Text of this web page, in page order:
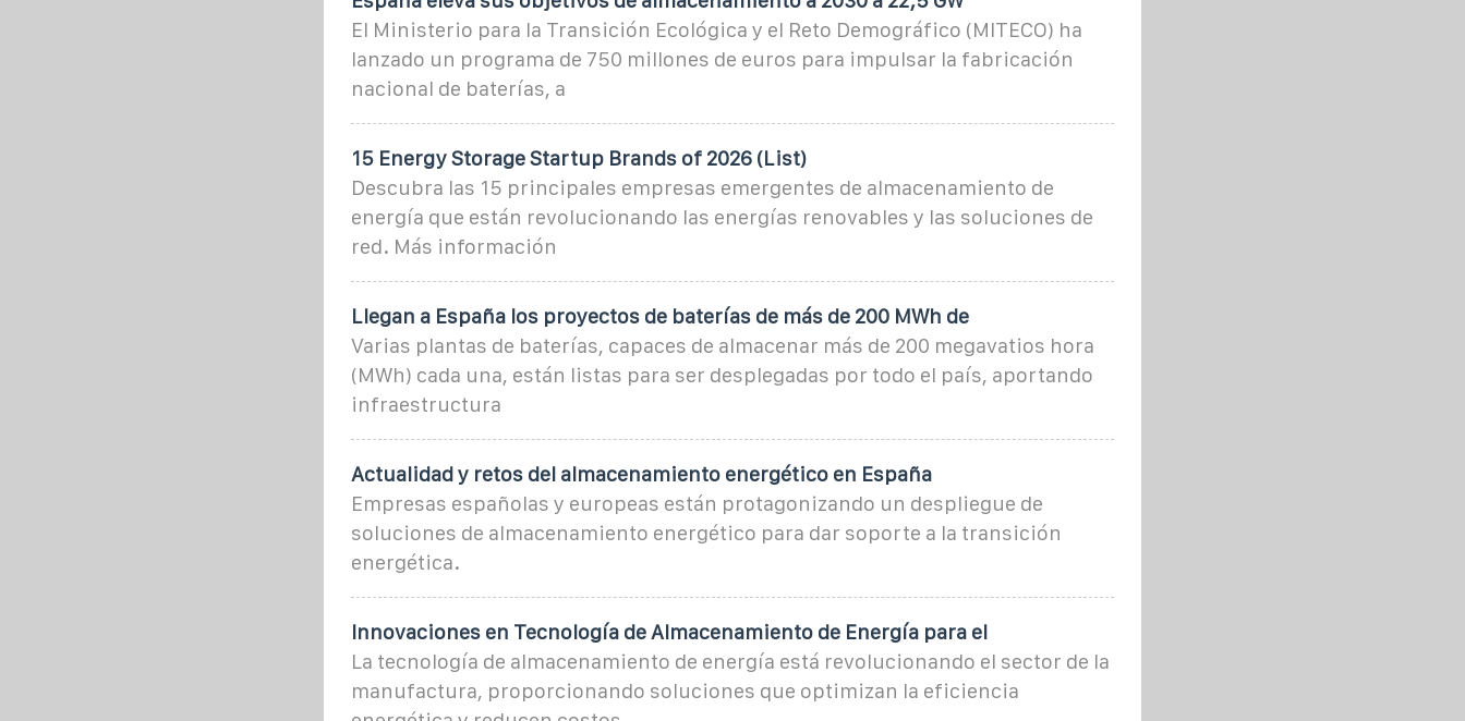
El Ministerio para la Transición Ecológica y el Reto Demográfico (MITECO) ha
lanzado un programa de 750 millones de euros para impulsar la fabricación
nacional de baterías, a
15 Energy Storage Startup Brands of 2026 (List)
Descubra las 15 principales empresas emergentes de almacenamiento de
energía que están revolucionando las energías renovables y las soluciones de
red. Más información
Llegan a España los proyectos de baterías de más de 200 MWh de
Varias plantas de baterías, capaces de almacenar más de 200 megavatios hora
(MWh) cada una, están listas para ser desplegadas por todo el país, aportando
infraestructura
Actualidad y retos del almacenamiento energético en España
Empresas españolas y europeas están protagonizando un despliegue de
soluciones de almacenamiento energético para dar soporte a la transición
energética.
Innovaciones en Tecnología de Almacenamiento de Energía para el
La tecnología de almacenamiento de energía está revolucionando el sector de la
manufactura, proporcionando soluciones que optimizan la eficiencia